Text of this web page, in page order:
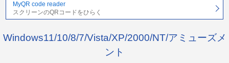
MyQR code reader
スクリーンのQRコードをひらく
Windows11/10/8/7/Vista/XP/2000/NT/アミューズメ
ント